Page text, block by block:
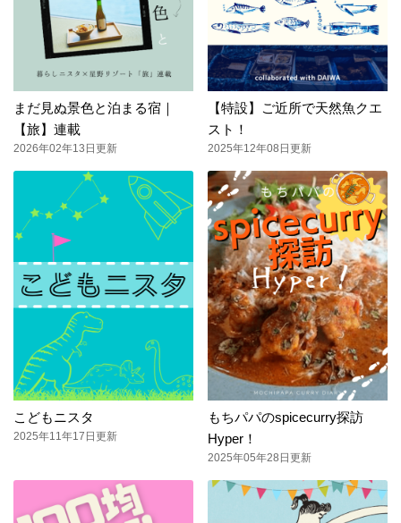
まだ見ぬ景色と泊まる宿｜
【旅】連載
2026年02年13日更新
【特設】ご近所で天然魚クエ
スト！
2025年12年08日更新
こどもニスタ
2025年11年17日更新
もちパパのspicecurry探訪
Hyper！
2025年05年28日更新